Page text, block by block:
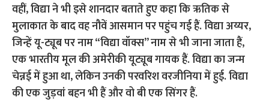
वहीं, विद्या ने भी इसे शानदार बताते हुए कहा कि ऋतिक से
मुलाकात के बाद वह नौवें आसमान पर पहुंच गई हैं. विद्या अय्यर,
जिन्हें यू-ट्यूब पर नाम “विद्या वॉक्स” नाम से भी जाना जाता हैं,
एक भारतीय मूल की अमेरीकी यूट्यूब गायक हैं. विद्या का जन्म
चेन्नई में हुआ था, लेकिन उनकी परवरिश वरजीनिया में हुई. विद्या
की एक जुड़वां बहन भी हैं और वो बी एक सिंगर हैं.